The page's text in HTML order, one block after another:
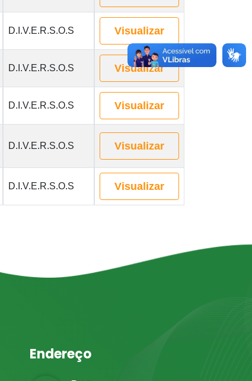
D.I.V.E.R.S.O.S Visualizar
D.I.V.E.R.S.O.S Visualizar
D.I.V.E.R.S.O.S Visualizar
D.I.V.E.R.S.O.S Visualizar
D.I.V.E.R.S.O.S Visualizar
Endereço